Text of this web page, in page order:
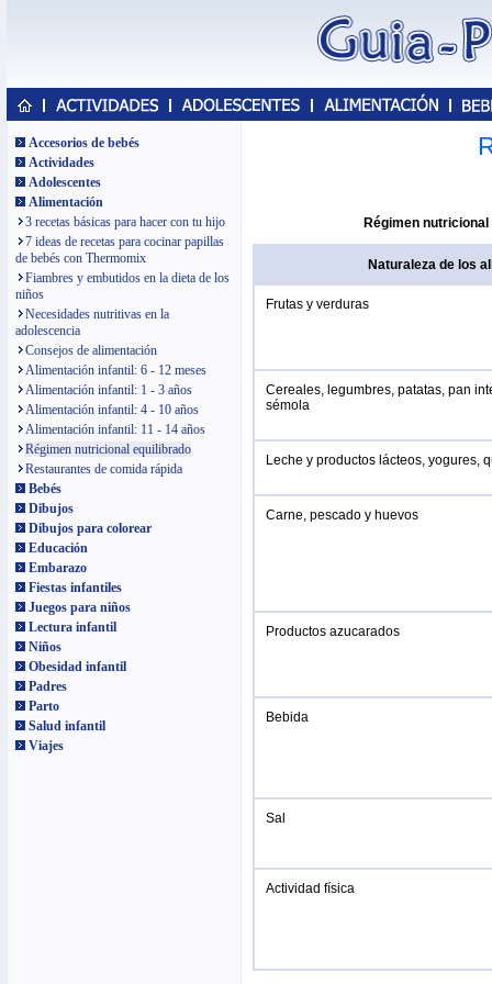
Accesorios de bebés
Actividades
Adolescentes
Alimentación
3 recetas básicas para hacer con tu hijo
7 ideas de recetas para cocinar papillas
de bebés con Thermomix
Fiambres y embutidos en la dieta de los
niños
Necesidades nutritivas en la
adolescencia
Consejos de alimentación
Alimentación infantil: 6 - 12 meses
Alimentación infantil: 1 - 3 años
Alimentación infantil: 4 - 10 años
Alimentación infantil: 11 - 14 años
Régimen nutricional equilibrado
Restaurantes de comida rápida
Bebés
Dibujos
Dibujos para colorear
Educación
Embarazo
Fiestas infantiles
Juegos para niños
Lectura infantil
Niños
Obesidad infantil
Padres
Parto
Salud infantil
Viajes
Régimen
Naturaleza de los
Frutas y verduras
Cereales, legumbres, patatas, pan
sémola
Leche y productos lácteos, yogures,
Carne, pescado y huevos
Productos azucarados
Bebida
Sal
Actividad física